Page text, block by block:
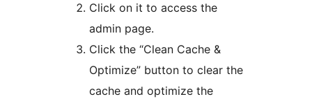
Click on it to access the
admin page.
Click the “Clean Cache &
Optimize” button to clear the
cache and optimize the